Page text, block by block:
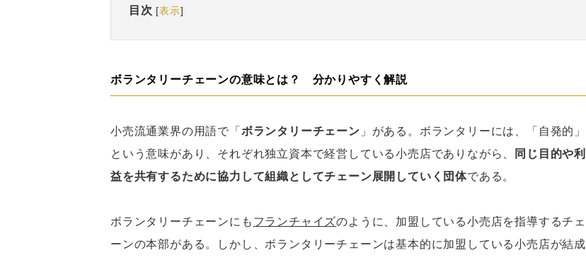
目次 [表示]
ボランタリーチェーンの意味とは？ 分かりやすく解説
小売流通業界の用語で「 ボランタリーチェーン 」がある。ボランタリーには、「自発的」
という意味があり、それぞれ独立資本で経営している小売店でありながら、
同じ目的や利
益を共有するために協力して組織としてチェーン展開していく団体である。
ボランタリーチェーンにも フランチャイズのように、加盟している小売店を指導するチェ
ーンの本部がある。しかし、ボランタリーチェーンは基本的に加盟している小売店が結成